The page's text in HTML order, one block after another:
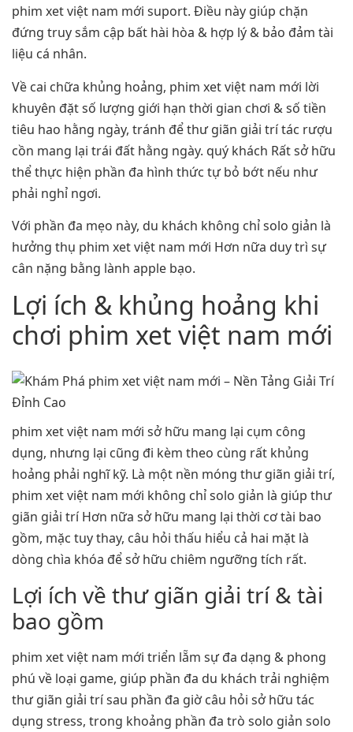
phim xet việt nam mới suport. Điều này giúp chặn
đứng truy sắm cập bất hài hòa & hợp lý & bảo đảm tài
liệu cá nhân.
Về cai chữa khủng hoảng, phim xet việt nam mới lời
khuyên đặt số lượng giới hạn thời gian chơi & số tiền
tiêu hao hằng ngày, tránh để thư giãn giải trí tác rượu
cồn mang lại trái đất hằng ngày. quý khách Rất sở hữu
thể thực hiện phần đa hình thức tự bỏ bớt nếu như
phải nghỉ ngơi.
Với phần đa mẹo này, du khách không chỉ solo giản là
hưởng thụ phim xet việt nam mới Hơn nữa duy trì sự
cân nặng bằng lành apple bạo.
Lợi ích & khủng hoảng khi
chơi phim xet việt nam mới
phim xet việt nam mới sở hữu mang lại cụm công
dụng, nhưng lại cũng đi kèm theo cùng rất khủng
hoảng phải nghĩ kỹ. Là một nền móng thư giãn giải trí,
phim xet việt nam mới không chỉ solo giản là giúp thư
giãn giải trí Hơn nữa sở hữu mang lại thời cơ tài bao
gồm, mặc tuy thay, câu hỏi thấu hiểu cả hai mặt là
dòng chìa khóa để sở hữu chiêm ngưỡng tích rất.
Lợi ích về thư giãn giải trí & tài
bao gồm
phim xet việt nam mới triển lẵm sự đa dạng & phong
phú về loại game, giúp phần đa du khách trải nghiệm
thư giãn giải trí sau phần đa giờ câu hỏi sở hữu tác
dụng stress, trong khoảng phần đa trò solo giản solo